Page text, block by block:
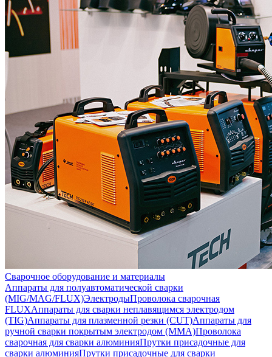
Сварочное оборудование и материалы
Аппараты для полуавтоматической сварки
(MIG/MAG/FLUX)ЭлектродыПроволока сварочная
FLUXАппараты для сварки неплавящимся электродом
(TIG)Аппараты для плазменной резки (CUT)Аппараты для
ручной сварки покрытым электродом (MMA)Проволока
сварочная для сварки алюминияПрутки присадочные для
сварки алюминияПрутки присадочные для сварки